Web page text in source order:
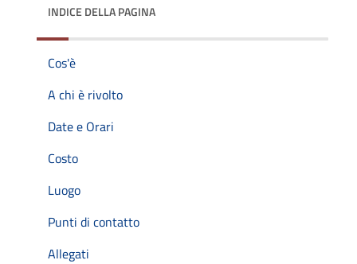
INDICE DELLA PAGINA
Cos'è
A chi è rivolto
Date e Orari
Costo
Luogo
Punti di contatto
Allegati